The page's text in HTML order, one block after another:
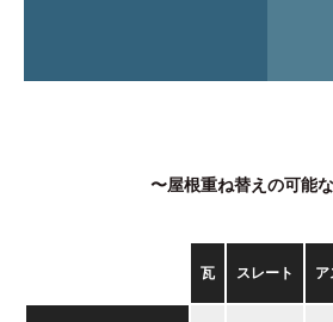
〜屋根重ね替えの可能
瓦 スレート